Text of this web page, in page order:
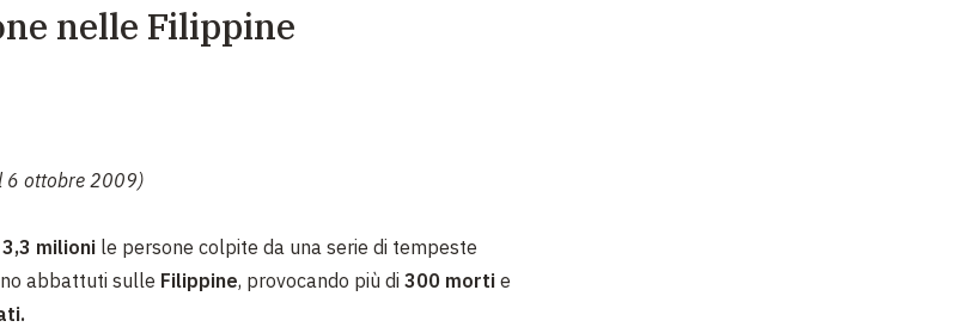
PER DONARE. SCEGLI IL PIÙ
nelle Filippine
6 ottobre 2009)
3,3 milioni le persone colpite da una serie di tempeste
abbattuti sulle Filippine, provocando più di 300 morti e